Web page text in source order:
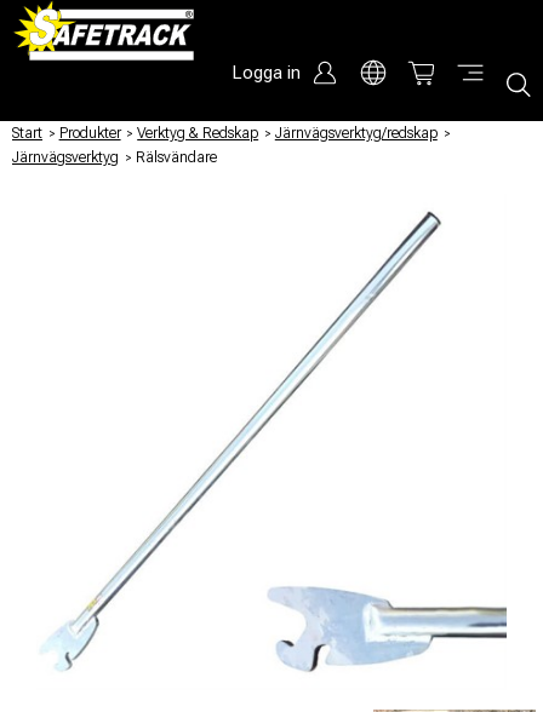
Logga in
Start / Produkter / Verktyg & Redskap / Järnvägsverktyg/redskap /
Järnvägsverktyg / Rälsvändare